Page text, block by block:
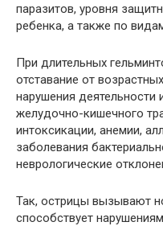
паразитов, уровня
ребенка, а также по
При длительных
отставание от
нарушения деятельности
желудочно-кишечного
интоксикации, анемии,
заболевания
неврологические
Так, острицы вызывают
способствует